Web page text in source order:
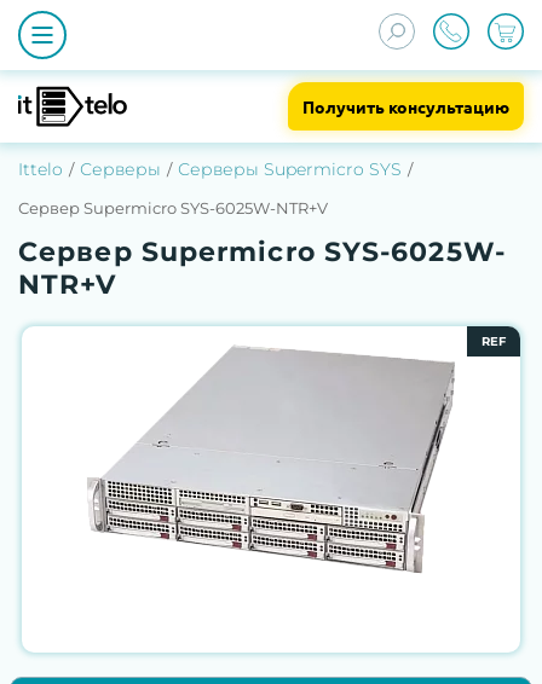
Получить консультацию
Ittelo Серверы Серверы Supermicro SYS
Сервер Supermicro SYS-6025W-NTR+V
Сервер Supermicro SYS-6025W-
NTR+V
REF